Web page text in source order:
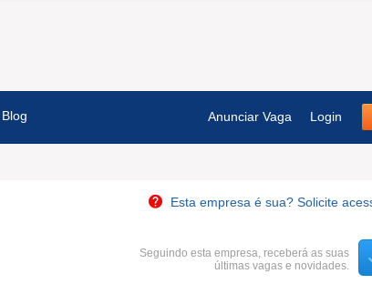
Blog Anunciar Vaga Login
Esta empresa é sua? Solicite
Seguindo esta empresa, receberá as suas
últimas vagas e novidades.